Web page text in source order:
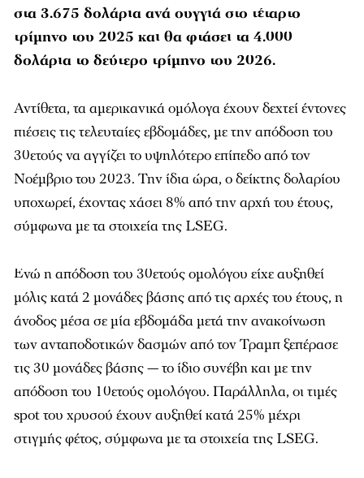
στα 3.675 δολάρια ανά ουγγιά στο τέταρτο
τρίμηνο του 2025 και θα φτάσει τα 4.000
δολάρια το δεύτερο τρίμηνο του 2026.
Αντίθετα, τα αμερικανικά ομόλογα έχουν δεχτεί έντονες
πιέσεις τις τελευταίες εβδομάδες, με την απόδοση του
30ετούς να αγγίζει το υψηλότερο επίπεδο από τον
Νοέμβριο του 2023. Την ίδια ώρα, ο δείκτης δολαρίου
υποχωρεί, έχοντας χάσει 8% από την αρχή του έτους,
σύμφωνα με τα στοιχεία της LSEG.
Ενώ η απόδοση του 30ετούς ομολόγου είχε αυξηθεί
μόλις κατά 2 μονάδες βάσης από τις αρχές του έτους, η
άνοδος μέσα σε μία εβδομάδα μετά την ανακοίνωση
των ανταποδοτικών δασμών από τον Τραμπ ξεπέρασε
τις 30 μονάδες βάσης — το ίδιο συνέβη και με την
απόδοση του 10ετούς ομολόγου. Παράλληλα, οι τιμές
spot του χρυσού έχουν αυξηθεί κατά 25% μέχρι
στιγμής φέτος, σύμφωνα με τα στοιχεία της LSEG.